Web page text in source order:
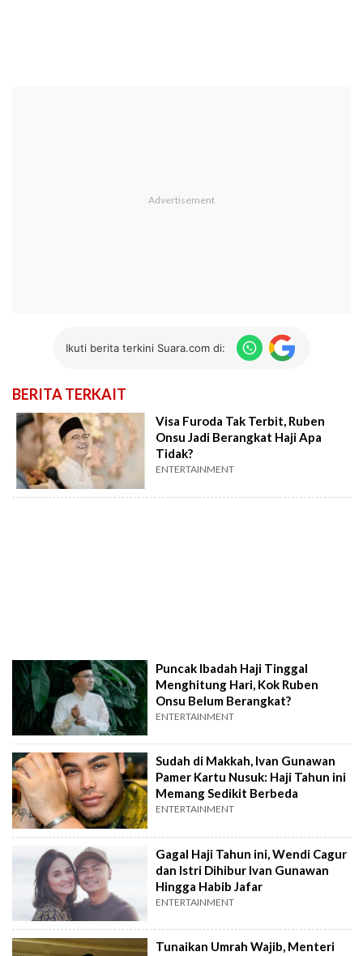
Ikuti berita terkini Suara.com di:
BERITA TERKAIT
Visa Furoda Tak Terbit, Ruben
Onsu Jadi Berangkat Haji Apa
Tidak?
ENTERTAINMENT
Puncak Ibadah Haji Tinggal
Menghitung Hari, Kok Ruben
Onsu Belum Berangkat?
ENTERTAINMENT
Sudah di Makkah, Ivan Gunawan
Pamer Kartu Nusuk: Haji Tahun ini
Memang Sedikit Berbeda
ENTERTAINMENT
Gagal Haji Tahun ini, Wendi Cagur
dan Istri Dihibur Ivan Gunawan
Hingga Habib Jafar
ENTERTAINMENT
Tunaikan Umrah Wajib, Menteri